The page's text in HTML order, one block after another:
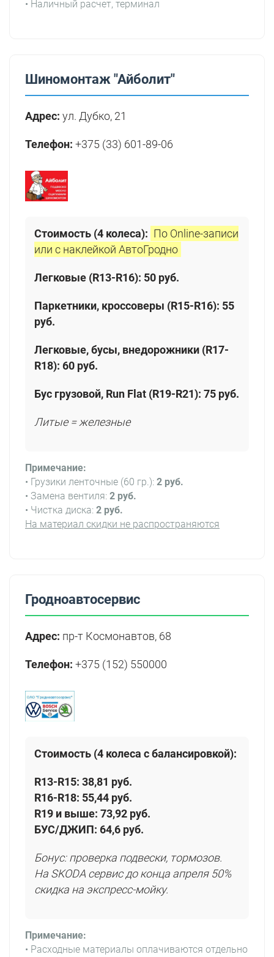
• Наличный расчет, терминал
Шиномонтаж "Айболит"
Адрес: ул. Дубко, 21
Телефон: +375 (33) 601-89-06
Стоимость (4 колеса): По Online-записи
или с наклейкой АвтоГродно
Легковые (R13-R16): 50 руб.
Паркетники, кроссоверы (R15-R16): 55
руб.
Легковые, бусы, внедорожники (R17-
R18): 60 руб.
Бус грузовой, Run Flat (R19-R21): 75 руб.
Литые = железные
Примечание:
• Грузики ленточные (60 гр.): 2 руб.
• Замена вентиля: 2 руб.
• Чистка диска: 2 руб.
На материал скидки не распространяются
Гродноавтосервис
Адрес: пр-т Космонавтов, 68
Телефон: +375 (152) 550000
Стоимость (4 колеса с балансировкой):
R13-R15: 38,81 руб.
R16-R18: 55,44 руб.
R19 и выше: 73,92 руб.
БУС/ДЖИП: 64,6 руб.
Бонус: проверка подвески, тормозов.
На SKODA сервис до конца апреля 50%
скидка на экспресс-мойку.
Примечание:
• Расходные материалы оплачиваются отдельно